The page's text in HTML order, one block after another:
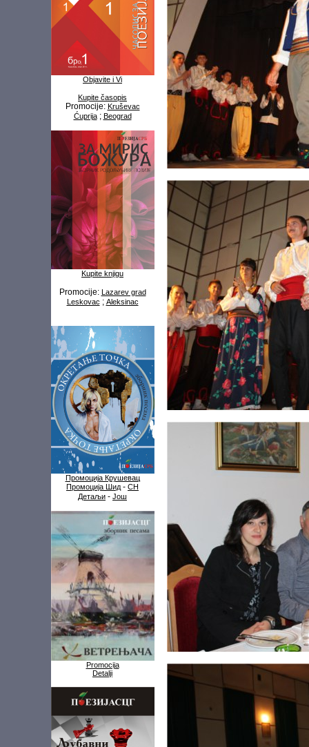
Objavite i Vi
Kupite časopis
Promocije: Kruševac
Ćuprija; Beograd
Kupite knjigu
Promocije: Lazarev grad
Leskovac ; Aleksinac
Промоција Крушевац
Промоција Шид- СН
Детаљи - Још
Promocija
Detalji